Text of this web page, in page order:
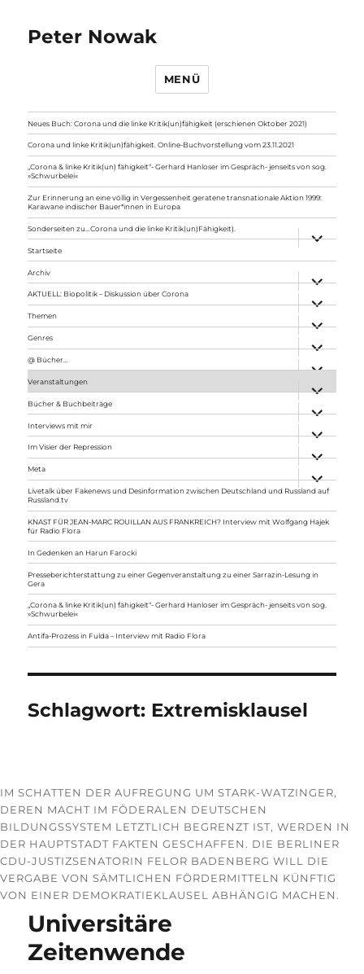
Peter Nowak
MENÜ
Neues Buch: Corona und die linke Kritik(un)fähigkeit (erschienen Oktober 2021)
Corona und linke Kritik(un)fähigkeit. Online-Buchvorstellung vom 23.11.2021
„Corona & linke Kritik(un) fähigkeit“- Gerhard Hanloser im Gespräch- jenseits von sog.
»Schwurbelei«
Zur Erinnerung an eine völlig in Vergessenheit geratene transnationale Aktion 1999:
Karawane indischer Bauer*innen in Europa
Sonderseiten zu…Corona und die linke Kritik(un)Fähigkeit).
anzeigen
Startseite
Archiv
anzeigen
AKTUELL: Biopolitik – Diskussion über Corona
anzeigen
Themen
anzeigen
Genres
anzeigen
@ Bücher…
Veranstaltungen
anzeigen
Bücher & Buchbeiträge
anzeigen
Interviews mit mir
anzeigen
Im Visier der Repression
anzeigen
Meta
anzeigen
Livetalk über Fakenews und Desinformation zwischen Deutschland und Russland auf
Russland.tv
KNAST FÜR JEAN-MARC ROUILLAN AUS FRANKREICH? Interview mit Wolfgang Hajek
für Radio Flora
In Gedenken an Harun Farocki
Presseberichterstattung zu einer Gegenveranstaltung zu einer Sarrazin-Lesung in
Gera
„Corona & linke Kritik(un) fähigkeit“- Gerhard Hanloser im Gespräch- jenseits von sog.
»Schwurbelei«
Antifa-Prozess in Fulda – Interview mit Radio Flora
Schlagwort: Extremisklausel
IM SCHATTEN DER AUFREGUNG UM STARK-WATZINGER,
DEREN MACHT IM FÖDERALEN DEUTSCHEN
BILDUNGSSYSTEM LETZTLICH BEGRENZT IST, WERDEN IN
DER HAUPTSTADT FAKTEN GESCHAFFEN. DIE BERLINER
CDU-JUSTIZSENATORIN FELOR BADENBERG WILL DIE
VERGABE VON SÄMTLICHEN FÖRDERMITTELN KÜNFTIG
VON EINER DEMOKRATIEKLAUSEL ABHÄNGIG MACHEN.
Universitäre
Zeitenwende